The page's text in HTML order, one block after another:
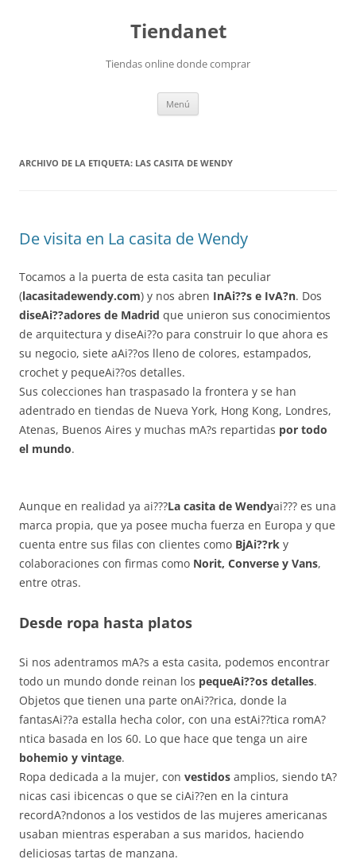
Tiendanet
Tiendas online donde comprar
Menú
ARCHIVO DE LA ETIQUETA: LAS CASITA DE WENDY
De visita en La casita de Wendy
Tocamos a la puerta de esta casita tan peculiar
(lacasitadewendy.com) y nos abren InAi??s e IvA?n. Dos
diseAi??adores de Madrid que unieron sus conocimientos
de arquitectura y diseAi??o para construir lo que ahora es
su negocio, siete aAi??os lleno de colores, estampados,
crochet y pequeAi??os detalles.
Sus colecciones han traspasado la frontera y se han
adentrado en tiendas de Nueva York, Hong Kong, Londres,
Atenas, Buenos Aires y muchas mA?s repartidas por todo
el mundo.
Aunque en realidad ya ai???La casita de Wendyai??? es una
marca propia, que ya posee mucha fuerza en Europa y que
cuenta entre sus filas con clientes como BjAi??rk y
colaboraciones con firmas como Norit, Converse y Vans,
entre otras.
Desde ropa hasta platos
Si nos adentramos mA?s a esta casita, podemos encontrar
todo un mundo donde reinan los pequeAi??os detalles.
Objetos que tienen una parte onAi??rica, donde la
fantasAi??a estalla hecha color, con una estAi??tica romA?
ntica basada en los 60. Lo que hace que tenga un aire
bohemio y vintage.
Ropa dedicada a la mujer, con vestidos amplios, siendo tA?
nicas casi ibicencas o que se ciAi??en en la cintura
recordA?ndonos a los vestidos de las mujeres americanas
usaban mientras esperaban a sus maridos, haciendo
deliciosas tartas de manzana.